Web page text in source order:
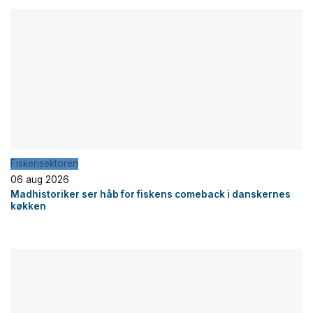
Fiskerisektoren
06 aug 2026
Madhistoriker ser håb for fiskens comeback i danskernes
køkken